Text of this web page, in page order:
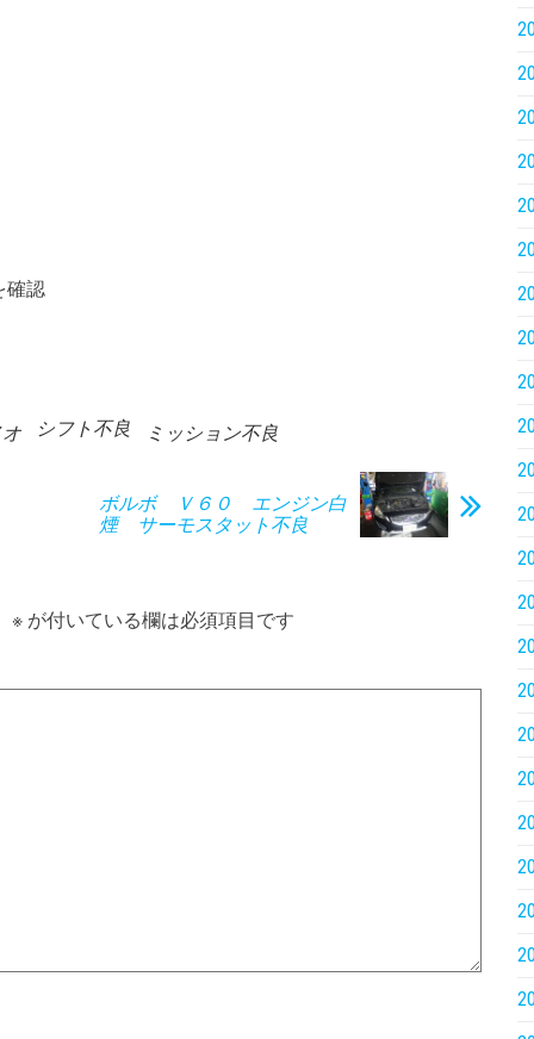
確認
シフト不良 ミッション不良
ボルボ Ｖ６０ エンジン白
煙 サーモスタット不良
※ が付いている欄は必須項目です